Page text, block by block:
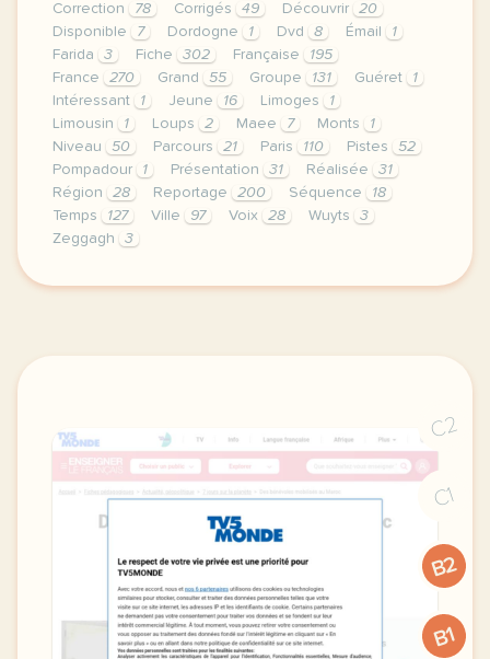
Correction
78 Corrigés 49 Découvrir
20
Disponible
7 Dordogne 1 Dvd 8 Émail
1
Farida
3 Fiche 302 Française
195
France
270 Grand 55 Groupe 131 Guéret
1
Intéressant
1 Jeune 16 Limoges
1
Limousin
1 Loups 2 Maee 7 Monts
1
Niveau
50 Parcours 21 Paris 110 Pistes
52
Pompadour
1 Présentation 31 Réalisée
31
Région
28 Reportage 200 Séquence
18
Temps
127 Ville 97 Voix 28 Wuyts
3
Zeggagh
3
le respect de votre vie privee est une priorite
C2
C1
B2
B1